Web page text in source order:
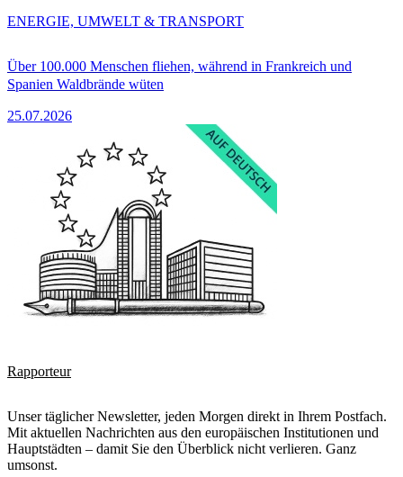
Über 100.000 Menschen fliehen, während in Frankreich und
Spanien Waldbrände wüten
25.07.2026
ENERGIE, UMWELT & TRANSPORT
Rapporteur
Unser täglicher Newsletter, jeden Morgen direkt in Ihrem Postfach.
Mit aktuellen Nachrichten aus den europäischen Institutionen und
Hauptstädten – damit Sie den Überblick nicht verlieren. Ganz
umsonst.